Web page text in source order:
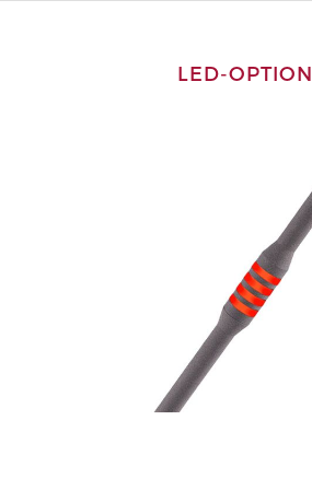
LED-OPTION